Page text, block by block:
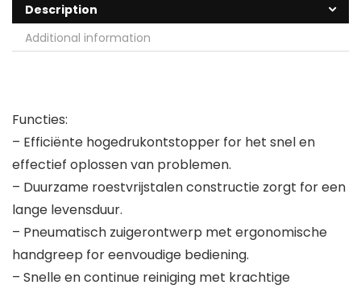
Description
Additional information
Functies:
– Efficiënte hogedrukontstopper for het snel en
effectief oplossen van problemen.
– Duurzame roestvrijstalen constructie zorgt for een
lange levensduur.
– Pneumatisch zuigerontwerp met ergonomische
handgreep for eenvoudige bediening.
– Snelle en continue reiniging met krachtige